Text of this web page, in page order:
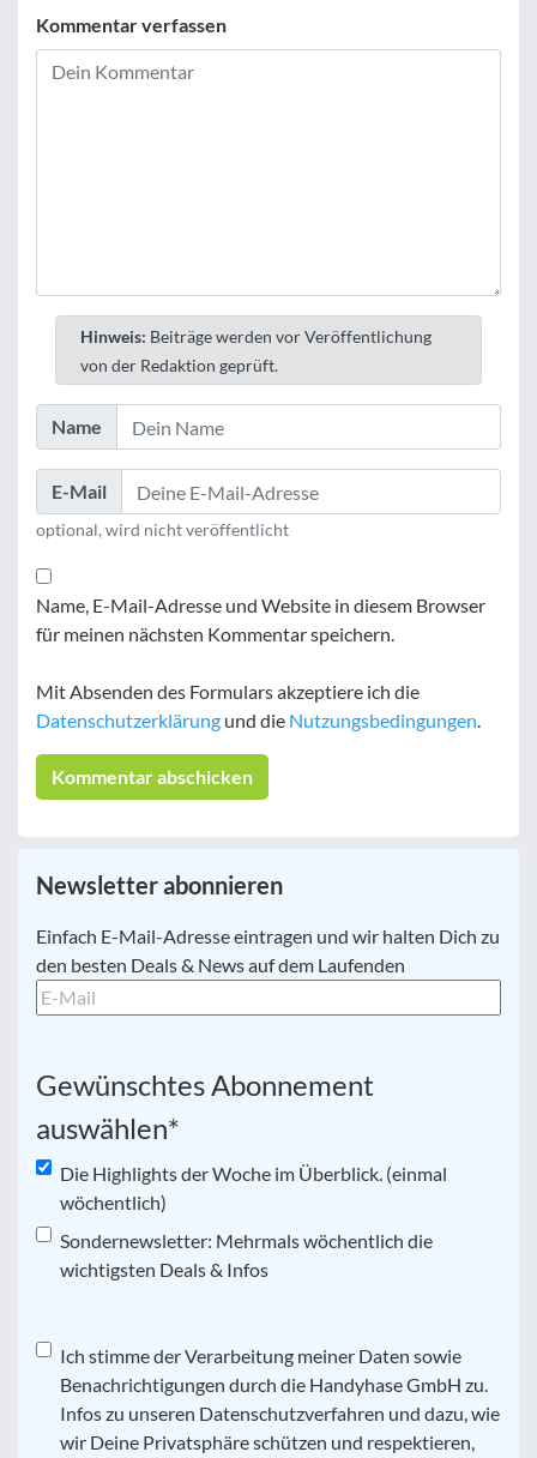
Kommentar verfassen
Hinweis: Beiträge werden vor Veröffentlichung
von der Redaktion geprüft.
Name
E-Mail
optional, wird nicht veröffentlicht
Name, E-Mail-Adresse und Website in diesem Browser
für meinen nächsten Kommentar speichern.
Mit Absenden des Formulars akzeptiere ich die
Datenschutzerklärung und die Nutzungsbedingungen.
Newsletter abonnieren
E-
Mail *
Einfach E-Mail-Adresse eintragen und wir halten Dich zu
den besten Deals & News auf dem Laufenden
Gewünschtes Abonnement
auswählen*
Die Highlights der Woche im Überblick. (einmal
wöchentlich)
Sondernewsletter: Mehrmals wöchentlich die
wichtigsten Deals & Infos
Datenschutz*
Ich stimme der Verarbeitung meiner Daten sowie
Benachrichtigungen durch die Handyhase GmbH zu.
Infos zu unseren Datenschutzverfahren und dazu, wie
wir Deine Privatsphäre schützen und respektieren,